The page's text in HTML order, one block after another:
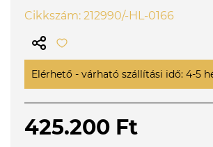
Cikkszám: 212990/-HL-0166
Elérhető - várható szállítási idő: 4-5
425.200 Ft